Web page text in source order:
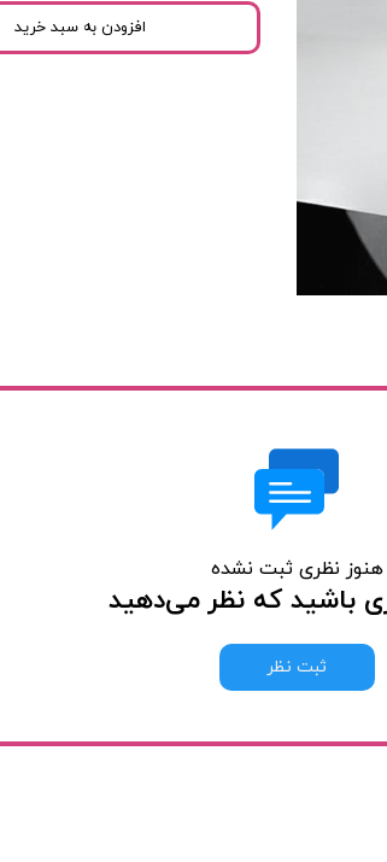
افزودن به سبد خرید
هنوز نظری ثبت نشده
باشید که نظر می‌دهید
ثبت نظر